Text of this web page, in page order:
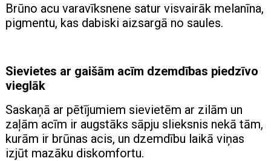
Brūno acu varavīksnene satur visvairāk melanīna,
pigmentu, kas dabiski aizsargā no saules.
Sievietes ar gaišām acīm dzemdības piedzīvo
vieglāk
Saskaņā ar pētījumiem sievietēm ar zilām un
zaļām acīm ir augstāks sāpju slieksnis nekā tām,
kurām ir brūnas acis, un dzemdību laikā viņas
izjūt mazāku diskomfortu.